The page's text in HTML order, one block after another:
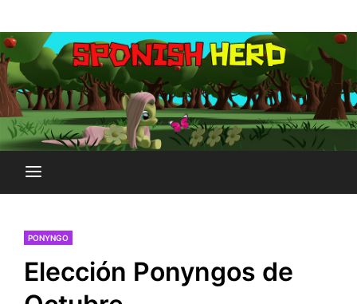
al
contenido
SPONISH HERD
PONYNGO
Elección Ponyngos de